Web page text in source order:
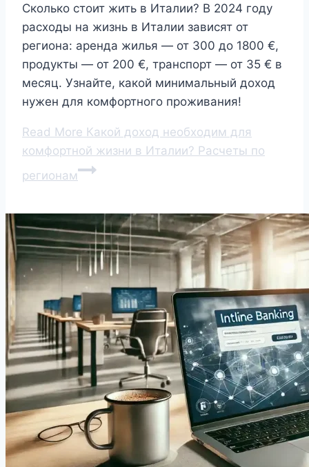
Сколько стоит жить в Италии? В 2024 году
расходы на жизнь в Италии зависят от
региона: аренда жилья — от 300 до 1800 €,
продукты — от 200 €, транспорт — от 35 € в
месяц. Узнайте, какой минимальный доход
нужен для комфортного проживания!
Read More Какой доход необходим для
комфортной жизни в Италии? Расчеты по
регионам